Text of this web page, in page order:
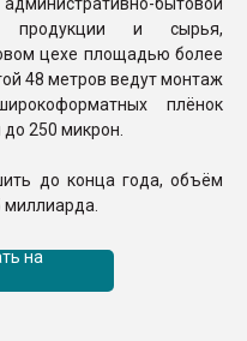
продукции и сырья,
цехе площадью более
48 метров ведут монтаж
плёнок
250 микрон.
до конца года, объём
миллиарда.
на